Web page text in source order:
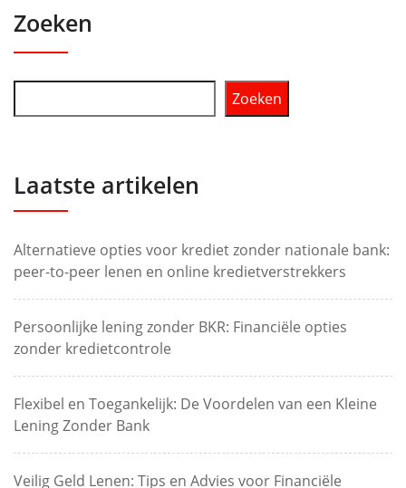
Zoeken
Zoeken
Laatste artikelen
Alternatieve opties voor krediet zonder nationale bank:
peer-to-peer lenen en online kredietverstrekkers
Persoonlijke lening zonder BKR: Financiële opties
zonder kredietcontrole
Flexibel en Toegankelijk: De Voordelen van een Kleine
Lening Zonder Bank
Veilig Geld Lenen: Tips en Advies voor Financiële